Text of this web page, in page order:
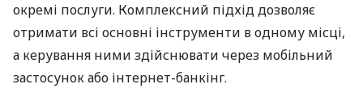
окремі послуги. Комплексний підхід дозволяє
отримати всі основні інструменти в одному місці,
а керування ними здійснювати через мобільний
застосунок або інтернет-банкінг.